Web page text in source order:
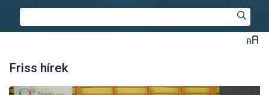
Friss hírek